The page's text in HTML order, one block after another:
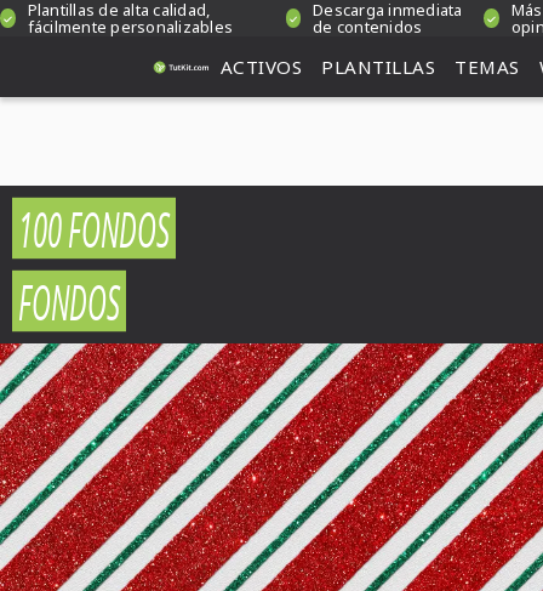
Plantillas de alta calidad,
fácilmente personalizables
Descarga inmediata
de contenidos
ACTIVOS PLANTILLAS TEMAS
100 FONDOS
FONDOS